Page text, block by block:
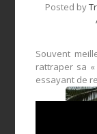
Posted by
Souvent
rattraper sa
essayant de